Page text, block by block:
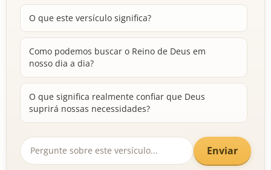
O que este versículo significa?
Como podemos buscar o Reino de Deus em
nosso dia a dia?
O que significa realmente confiar que Deus
suprirá nossas necessidades?
Enviar